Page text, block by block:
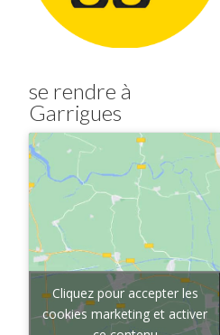
se rendre à
Garrigues
Cliquez pour accepter les
cookies marketing et activer